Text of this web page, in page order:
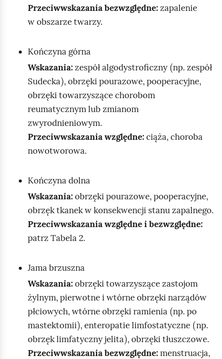
Przeciwwskazania bezwzględne:zapalenie
w obszarze twarzy.
Kończyna górna
Wskazania:zespół algodystroficzny (np. zespół
Sudecka), obrzęki pourazowe, pooperacyjne,
obrzęki towarzyszące chorobom
reumatycznym lub zmianom
zwyrodnieniowym.
Przeciwwskazania względne:ciąża, choroba
nowotworowa.
Kończyna dolna
Wskazania:obrzęki pourazowe, pooperacyjne,
obrzęk tkanek w konsekwencji stanu zapalnego.
Przeciwwskazania względne i bezwzględne:
patrz Tabela 2.
Jama brzuszna
Wskazania:obrzęki towarzyszące zastojom
żylnym, pierwotne i wtórne obrzęki narządów
płciowych, wtórne obrzęki ramienia (np. po
mastektomii), enteropatie limfostatyczne (np.
obrzęk limfatyczny jelita), obrzęki tłuszczowe.
Przeciwwskazania bezwzględne:menstruacja,